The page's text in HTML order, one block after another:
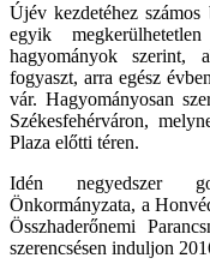
Újév kezdetéhez
egyik
hagyományok szerint,
fogyaszt, arra egész
vár. Hagyományosan
Székesfehérváron,
Plaza előtti téren.
Idén negyedszer
Önkormányzata, a
Összhaderőnemi
szerencsésen induljon